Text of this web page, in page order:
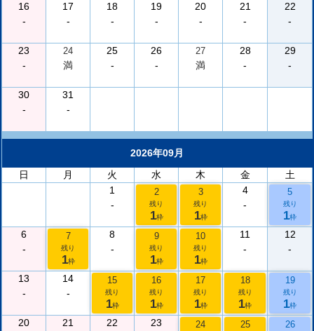
16
-
17
-
18
-
19
-
20
-
21
-
22
-
23
-
24
満
25
-
26
-
27
満
28
-
29
-
30
-
31
-
2026年09月
日
月 火 水 木 金
土
1
-
2
残り
1枠
3
残り
1枠
4
-
5
残り
1枠
6
-
7
残り
1枠
8
-
9
残り
1枠
10
残り
1枠
11
-
12
-
13
-
14
-
15
残り
1枠
16
残り
1枠
17
残り
1枠
18
残り
1枠
19
残り
1枠
20
21
22
23
24 25 26